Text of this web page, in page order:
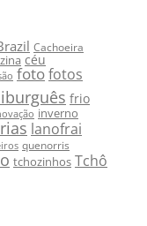
Cachoeira
céu
fotofotos
frio
inverno
lanofrai
quenorris
tchozinhos Tchô